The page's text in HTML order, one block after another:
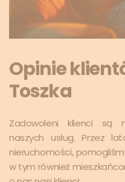
Opinie
Toszka
Zadowoleni klienci są
naszych usług. Przez
nieruchomości,
w tym również